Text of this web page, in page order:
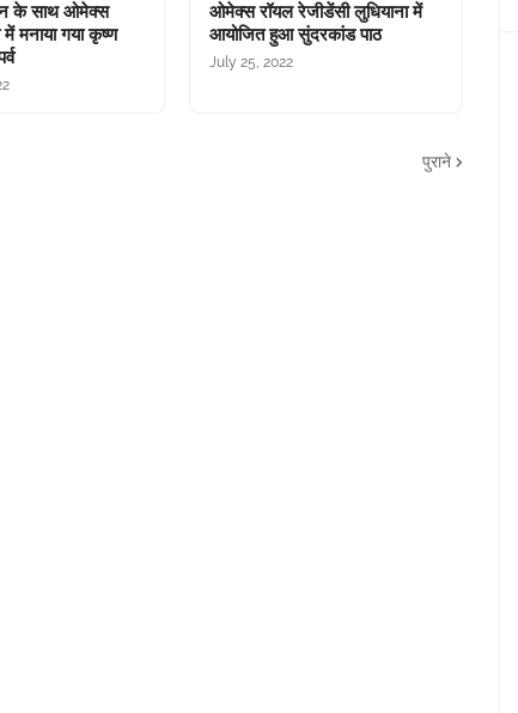
के साथ ओमेक्स
मनाया गया कृष्ण
ओमेक्स रॉयल रेजीडेंसी लुधियाना में
आयोजित हुआ सुंदरकांड पाठ
July 25, 2022
पुराने